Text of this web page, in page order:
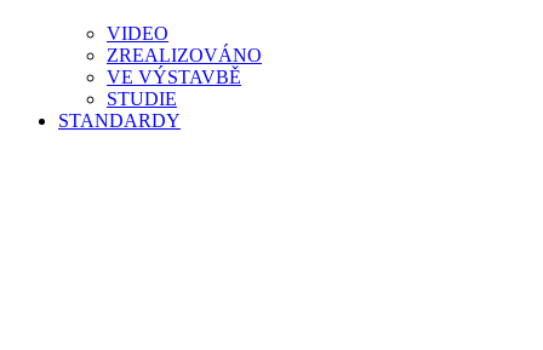
VIDEO
ZREALIZOVÁNO
VE VÝSTAVBĚ
STUDIE
STANDARDY